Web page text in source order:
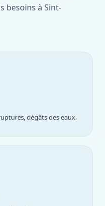
besoins à Sint-
dégâts des eaux.